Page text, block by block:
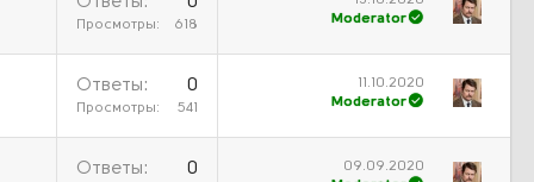
Просмотры 618
Moderator
Ответы 0
Просмотры 541
11.10.2020
Moderator
Ответы 0
09.09.2020